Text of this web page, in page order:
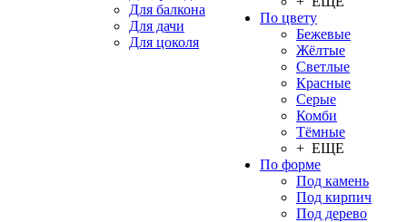
Для балкона
Для дачи
Для цоколя
По цвету
Бежевые
Жёлтые
Светлые
Красные
Серые
Комби
Тёмные
+ ЕЩЕ
По форме
Под камень
Под кирпич
Под дерево